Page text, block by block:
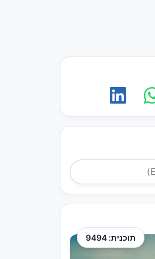
תוכנית: 9494